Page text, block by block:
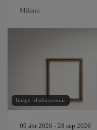
Milano
Image: eliahinsomnia
09 abr 2026 - 28 sep 2026